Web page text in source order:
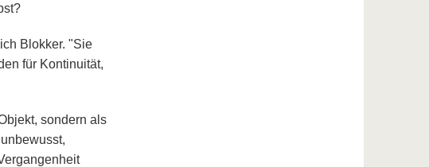
Blokker. "Sie
für Kontinuität,
sondern als